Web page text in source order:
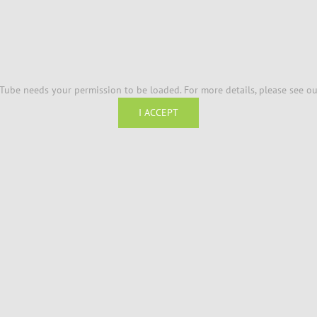
needs your permission to be loaded. For more details, please see
I ACCEPT